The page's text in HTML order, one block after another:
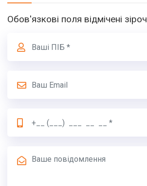
Обов'язкові поля відмічені